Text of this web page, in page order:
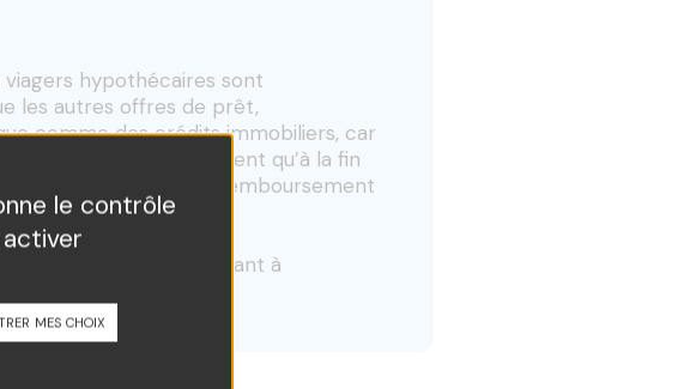
hypothécaires sont
les autres offres de prêt,
comme des crédits immobiliers, car
et des intérêts n’intervient qu’à la fin
un échéancier de remboursement
une estimation du montant à
le contrôle
mes choix